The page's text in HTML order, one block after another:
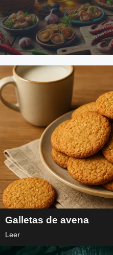
Galletas de avena
Leer